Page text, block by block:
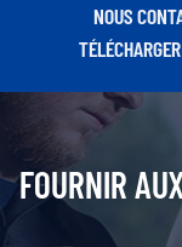
résistance à
longue durée de
NOUS
TÉLÉCHARGER
FOURNIR